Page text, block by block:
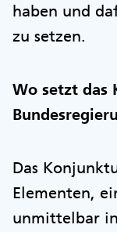
haben und
zu setzen.
Wo setzt das
Das
Elementen,
unmittelbar